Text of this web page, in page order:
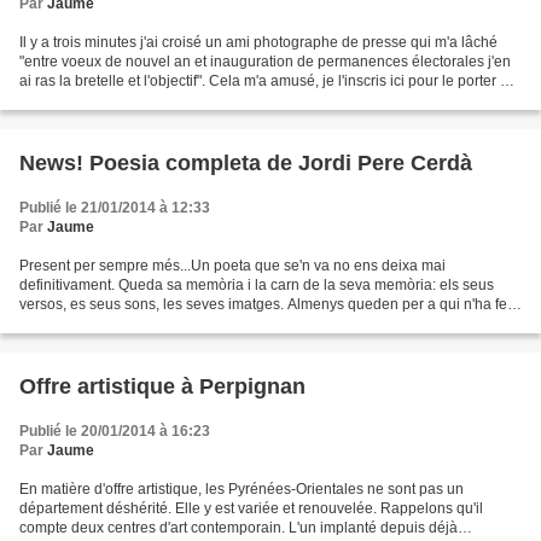
Par Jaume
Il y a trois minutes j'ai croisé un ami photographe de presse qui m'a lâché
"entre voeux de nouvel an et inauguration de permanences électorales j'en
ai ras la bretelle et l'objectif". Cela m'a amusé, je l'inscris ici pour le porter au
News! Poesia completa de Jordi Pere Cerdà
Publié le 21/01/2014 à 12:33
Par Jaume
Present per sempre més...Un poeta que se'n va no ens deixa mai
definitivament. Queda sa memòria i la carn de la seva memòria: els seus
versos, es seus sons, les seves imatges. Almenys queden per a qui n'ha fet
Offre artistique à Perpignan
Publié le 20/01/2014 à 16:23
Par Jaume
En matière d'offre artistique, les Pyrénées-Orientales ne sont pas un
département déshérité. Elle y est variée et renouvelée. Rappelons qu'il
compte deux centres d'art contemporain. L'un implanté depuis déjà